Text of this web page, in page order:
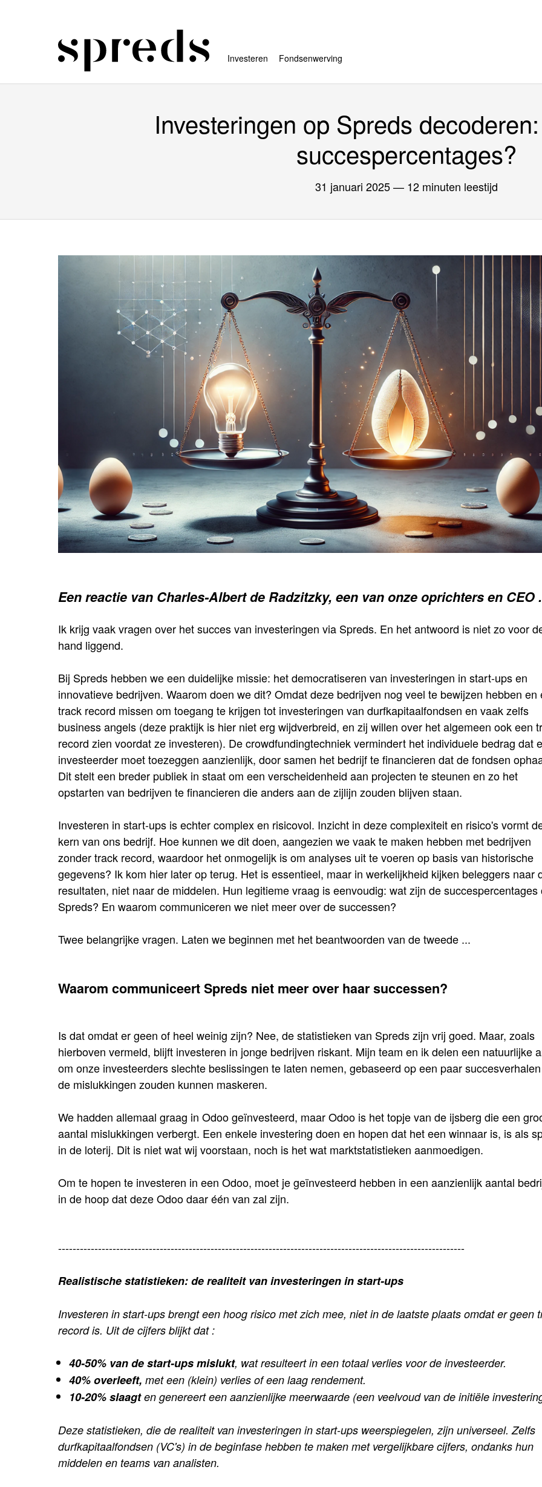
Investeren Fondsenwerving
Investeringen op Spreds
succespercentages?
31 januari 2025— 12 minuten leestijd
Een reactie van Charles-Albert de Radzitzky, een van onze oprichters en CEO
Ik krijg vaak vragen over het succes van investeringen via Spreds. En het antwoord is niet zo voor
hand liggend.
Bij Spreds hebben we een duidelijke missie: het democratiseren van investeringen in start-ups en
innovatieve bedrijven. Waarom doen we dit? Omdat deze bedrijven nog veel te bewijzen hebben en
track record missen om toegang te krijgen tot investeringen van durfkapitaalfondsen en vaak zelfs
business angels (deze praktijk is hier niet erg wijdverbreid, en zij willen over het algemeen ook een
record zien voordat ze investeren). De crowdfundingtechniek vermindert het individuele bedrag dat
investeerder moet toezeggen aanzienlijk, door samen het bedrijf te financieren dat de fondsen
Dit stelt een breder publiek in staat om een verscheidenheid aan projecten te steunen en zo het
opstarten van bedrijven te financieren die anders aan de zijlijn zouden blijven staan.
Investeren in start-ups is echter complex en risicovol. Inzicht in deze complexiteit en risico's vormt
kern van ons bedrijf. Hoe kunnen we dit doen, aangezien we vaak te maken hebben met bedrijven
zonder track record, waardoor het onmogelijk is om analyses uit te voeren op basis van historische
gegevens? Ik kom hier later op terug. Het is essentieel, maar in werkelijkheid kijken beleggers naar
resultaten, niet naar de middelen. Hun legitieme vraag is eenvoudig: wat zijn de succespercentages
Spreds? En waarom communiceren we niet meer over de successen?
Twee belangrijke vragen. Laten we beginnen met het beantwoorden van de tweede ...
Waarom communiceert Spreds niet meer over haar successen?
Is dat omdat er geen of heel weinig zijn? Nee, de statistieken van Spreds zijn vrij goed. Maar, zoals
hierboven vermeld, blijft investeren in jonge bedrijven riskant. Mijn team en ik delen een natuurlijke
om onze investeerders slechte beslissingen te laten nemen, gebaseerd op een paar
de mislukkingen zouden kunnen maskeren.
We hadden allemaal graag in Odoo geïnvesteerd, maar Odoo is het topje van de ijsberg die een
aantal mislukkingen verbergt. Een enkele investering doen en hopen dat het een winnaar is, is als
in de loterij. Dit is niet wat wij voorstaan, noch is het wat marktstatistieken aanmoedigen.
Om te hopen te investeren in een Odoo, moet je geïnvesteerd hebben in een aanzienlijk aantal
in de hoop dat deze Odoo daar één van zal zijn.
----------------------------------------------------------------------------------------------------------------
Realistische statistieken: de realiteit van investeringen in start-ups
Investeren in start-ups brengt een hoog risico met zich mee, niet in de laatste plaats omdat er geen
record is. Uit de cijfers blijkt dat :
40-50% van de start-ups mislukt, wat resulteert in een totaal verlies voor de investeerder.
40% overleeft, met een (klein) verlies of een laag rendement.
10-20% slaagten genereert een aanzienlijke meerwaarde (een veelvoud van de initiële
Deze statistieken, die de realiteit van investeringen in start-ups weerspiegelen, zijn universeel. Zelfs
durfkapitaalfondsen (VC's) in de beginfase hebben te maken met vergelijkbare cijfers, ondanks hun
middelen en teams van analisten.